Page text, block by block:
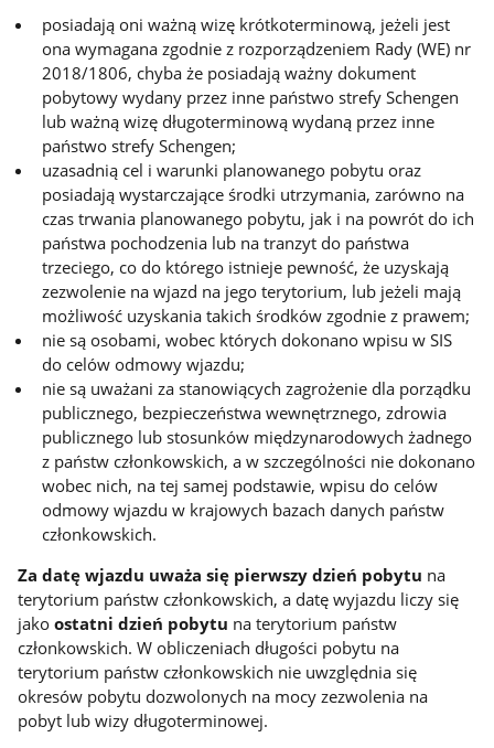
posiadają oni ważną wizę krótkoterminową, jeżeli jest
ona wymagana zgodnie z rozporządzeniem Rady (WE) nr
2018/1806, chyba że posiadają ważny dokument
pobytowy wydany przez inne państwo strefy Schengen
lub ważną wizę długoterminową wydaną przez inne
państwo strefy Schengen;
uzasadnią cel i warunki planowanego pobytu oraz
posiadają wystarczające środki utrzymania, zarówno na
czas trwania planowanego pobytu, jak i na powrót do ich
państwa pochodzenia lub na tranzyt do państwa
trzeciego, co do którego istnieje pewność, że uzyskają
zezwolenie na wjazd na jego terytorium, lub jeżeli mają
możliwość uzyskania takich środków zgodnie z prawem;
nie są osobami, wobec których dokonano wpisu w SIS
do celów odmowy wjazdu;
nie są uważani za stanowiących zagrożenie dla porządku
publicznego, bezpieczeństwa wewnętrznego, zdrowia
publicznego lub stosunków międzynarodowych żadnego
z państw członkowskich, a w szczególności nie dokonano
wobec nich, na tej samej podstawie, wpisu do celów
odmowy wjazdu w krajowych bazach danych państw
członkowskich.
Za datę wjazdu uważa się pierwszy dzień pobytu na
terytorium państw członkowskich, a datę wyjazdu liczy się
jakoostatni dzień pobytu na terytorium państw
członkowskich. W obliczeniach długości pobytu na
terytorium państw członkowskich nie uwzględnia się
okresów pobytu dozwolonych na mocy zezwolenia na
pobyt lub wizy długoterminowej.